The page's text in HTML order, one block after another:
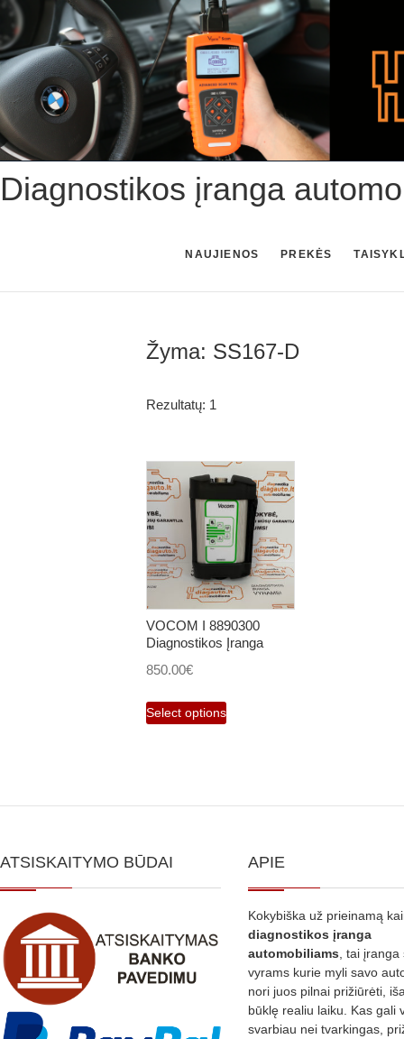
Skip
to
content
Diagnostikos įranga
NAUJIENOS PREKĖS
Žyma: SS167-D
Rezultatų: 1
VOCOM I 8890300
Diagnostikos Įranga
850.00€
Select options
ATSISKAITYMO BŪDAI APIE
Kokybiška už prieinamą
diagnostikos įranga
automobiliams , tai
vyrams kurie myli savo
nori juos pilnai prižiūrėti,
būklę realiu laiku. Kas gali
svarbiau nei tvarkingas,